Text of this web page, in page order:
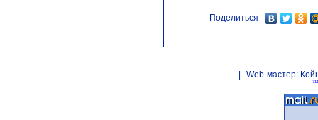
Поделиться
Web-мастер: